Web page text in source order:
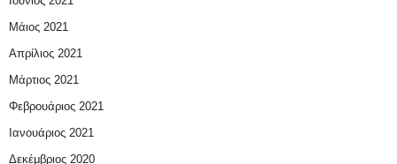
Μάιος 2021
Απρίλιος 2021
Μάρτιος 2021
Φεβρουάριος 2021
Ιανουάριος 2021
Δεκέμβριος 2020